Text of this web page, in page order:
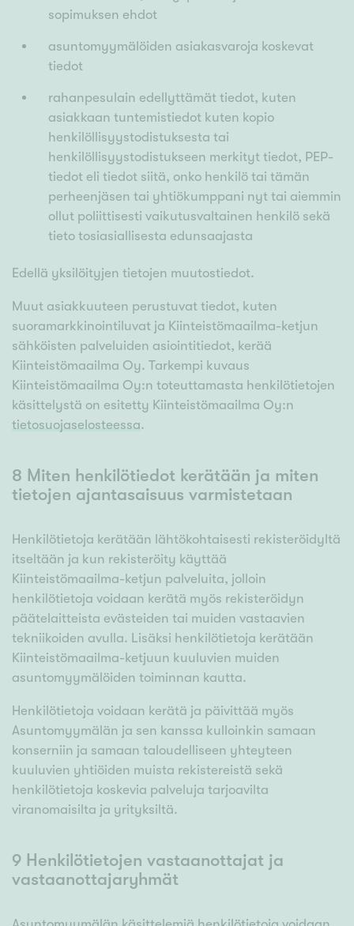
sopimuksen ehdot
asuntomyymälöiden asiakasvaroja koskevat
tiedot
rahanpesulain edellyttämät tiedot, kuten
asiakkaan tuntemistiedot kuten kopio
henkilöllisyystodistuksesta tai
henkilöllisyystodistukseen merkityt tiedot, PEP-
tiedot eli tiedot siitä, onko henkilö tai tämän
perheenjäsen tai yhtiökumppani nyt tai aiemmin
ollut poliittisesti vaikutusvaltainen henkilö sekä
tieto tosiasiallisesta edunsaajasta
Edellä yksilöityjen tietojen muutostiedot.
Muut asiakkuuteen perustuvat tiedot, kuten
suoramarkkinointiluvat ja Kiinteistömaailma-ketjun
sähköisten palveluiden asiointitiedot, kerää
Kiinteistömaailma Oy. Tarkempi kuvaus
Kiinteistömaailma Oy:n toteuttamasta henkilötietojen
käsittelystä on esitetty Kiinteistömaailma Oy:n
tietosuojaselosteessa.
8 Miten henkilötiedot kerätään ja miten
tietojen ajantasaisuus varmistetaan
Henkilötietoja kerätään lähtökohtaisesti rekisteröidyltä
itseltään ja kun rekisteröity käyttää
Kiinteistömaailma-ketjun palveluita, jolloin
henkilötietoja voidaan kerätä myös rekisteröidyn
päätelaitteista evästeiden tai muiden vastaavien
tekniikoiden avulla. Lisäksi henkilötietoja kerätään
Kiinteistömaailma-ketjuun kuuluvien muiden
asuntomyymälöiden toiminnan kautta.
Henkilötietoja voidaan kerätä ja päivittää myös
Asuntomyymälän ja sen kanssa kulloinkin samaan
konserniin ja samaan taloudelliseen yhteyteen
kuuluvien yhtiöiden muista rekistereistä sekä
henkilötietoja koskevia palveluja tarjoavilta
viranomaisilta ja yrityksiltä.
9 Henkilötietojen vastaanottajat ja
vastaanottajaryhmät